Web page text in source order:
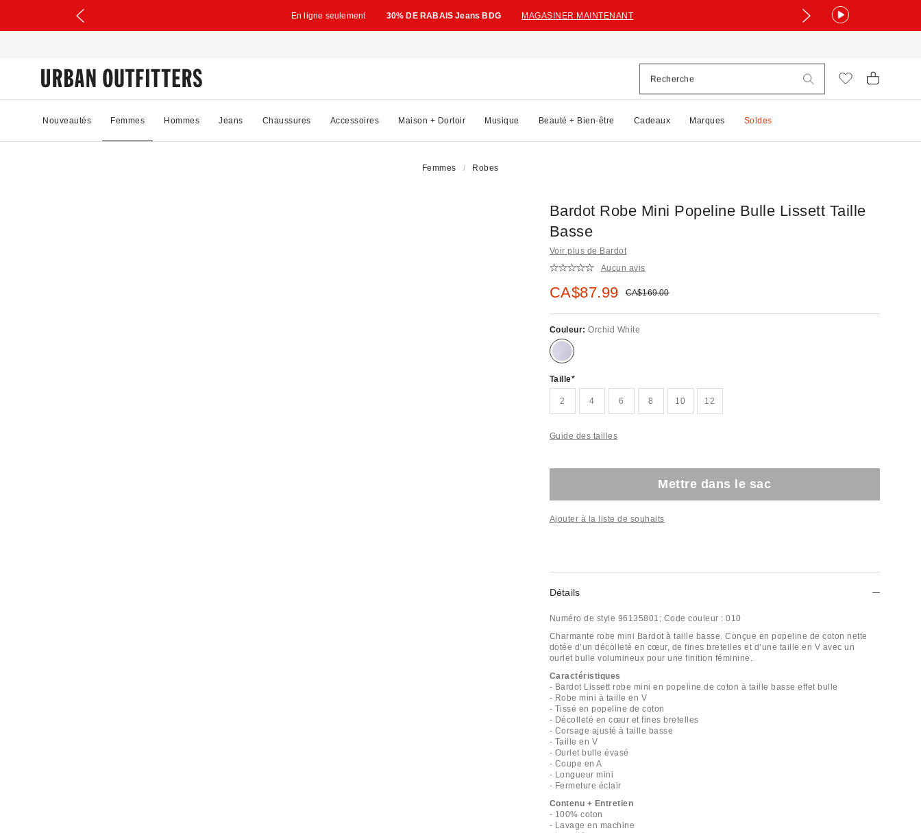
En ligne seulement 30% DE RABAIS Jeans BDG MAGASINER MAINTENANT
Nouveautés Femmes Hommes Jeans Chaussures Accessoires Maison + Dortoir Musique Beauté + Bien-être Cadeaux Marques Soldes
Femmes Robes
Bardot Robe Mini Popeline Bulle Lissett Taille
Basse
Voir plus de Bardot
Aucun avis
Prix soldé :
CA$87.99 Prix courant :
CA$169.00
Couleur:Orchid White
Taille
2 4 6 8 10 12
Guide des tailles
Mettre dans le sac
Ajouter à la liste de souhaits
Détails
Numéro de style 96135801; Code couleur : 010
Charmante robe mini Bardot à taille basse. Conçue en popeline de coton nette
dotée d’un décolleté en cœur, de fines bretelles et d’une taille en V avec un
ourlet bulle volumineux pour une finition féminine.
Caractéristiques
- Bardot Lissett robe mini en popeline de coton à taille basse effet bulle
- Robe mini à taille en V
- Tissé en popeline de coton
- Décolleté en cœur et fines bretelles
- Corsage ajusté à taille basse
- Taille en V
- Ourlet bulle évasé
- Coupe en A
- Longueur mini
- Fermeture éclair
Contenu + Entretien
- 100% coton
- Lavage en machine